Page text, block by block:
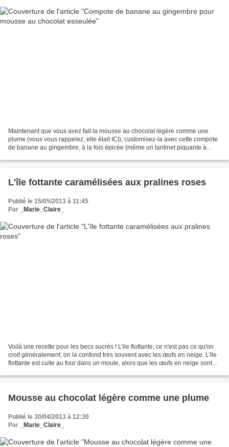
Maintenant que vous avez fait la mousse au chocolat légère comme une
plume (vous vous rappelez, elle était ICI), customisez-la avec cette compote
de banane au gingembre, à la fois épicée (même un tantinet piquante à
L'île fottante caramélisées aux pralines roses
Publié le 15/05/2013 à 11:45
Par
_Marie_Claire_
Voilà une recette pour les becs sucrés ! L'ile flottante, ce n'est pas ce qu'on
croit généralement, on la confond très souvent avec les œufs en neige. L'ile
flottante est cuite au four dans un moule, alors que les œufs en neige sont
Mousse au chocolat légère comme une plume
Publié le 30/04/2013 à 12:30
Par
_Marie_Claire_